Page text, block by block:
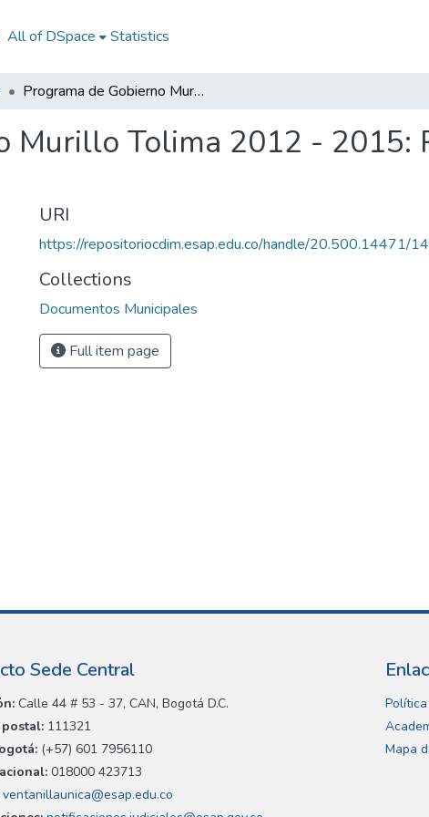
All of DSpace Statistics
Programa de Gobierno Murillo Tolima 2012 - 2015: PG Murillo Tolima 2012 - 2015
Murillo Tolima 2012 - 2015:
URI
https://repositoriocdim.esap.edu.co/handle/20.500.14471/
Collections
Documentos Municipales
Full item page
Sede Central
Calle 44 # 53 - 37, CAN, Bogotá D.C.
111321
(+57) 601 7956110
018000 423713
ventanillaunica@esap.edu.co
Mapa